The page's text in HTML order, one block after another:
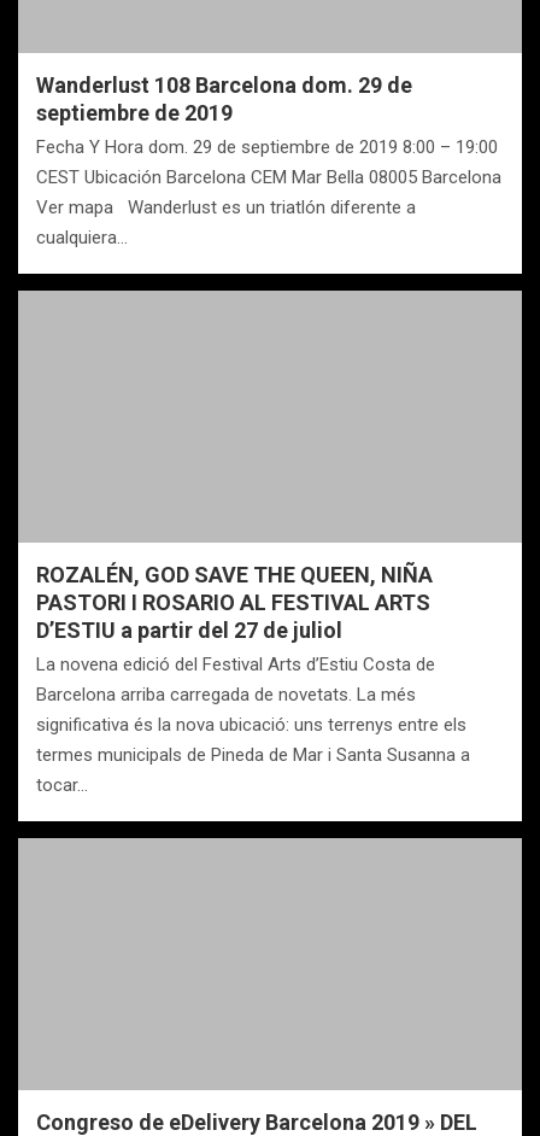
Wanderlust 108 Barcelona dom. 29 de
septiembre de 2019
Fecha Y Hora dom. 29 de septiembre de 2019 8:00 – 19:00
CEST Ubicación Barcelona CEM Mar Bella 08005 Barcelona
Ver mapa Wanderlust es un triatlón diferente a
cualquiera…
ROZALÉN, GOD SAVE THE QUEEN, NIÑA
PASTORI I ROSARIO AL FESTIVAL ARTS
D’ESTIU a partir del 27 de juliol
La novena edició del Festival Arts d’Estiu Costa de
Barcelona arriba carregada de novetats. La més
significativa és la nova ubicació: uns terrenys entre els
termes municipals de Pineda de Mar i Santa Susanna a
tocar…
Congreso de eDelivery Barcelona 2019 » DEL